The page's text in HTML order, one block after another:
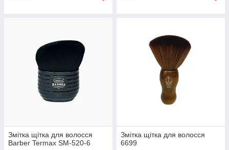
Змітка щітка для волосся
Barber Termax SM-520-6
Змітка щітка для волосся
6699